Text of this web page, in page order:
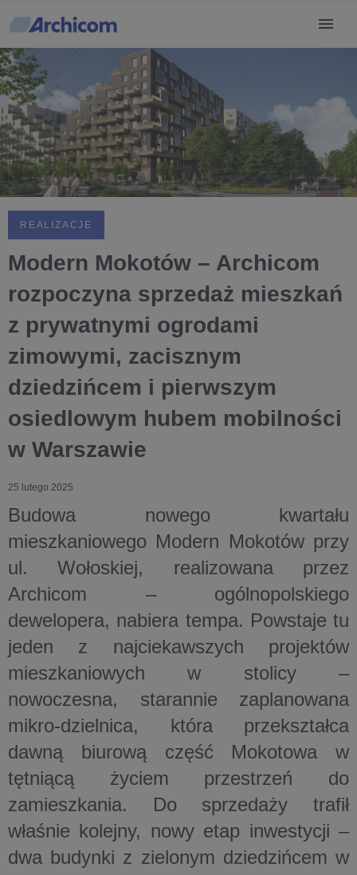
REALIZACJE
Modern Mokotów – Archicom
rozpoczyna sprzedaż mieszkań
z prywatnymi ogrodami
zimowymi, zacisznym
dziedzińcem i pierwszym
osiedlowym hubem mobilności
w Warszawie
25 lutego 2025
Budowa nowego kwartału
mieszkaniowego Modern Mokotów przy
ul. Wołoskiej, realizowana przez
Archicom – ogólnopolskiego
dewelopera, nabiera tempa. Powstaje tu
jeden z najciekawszych projektów
mieszkaniowych w stolicy –
nowoczesna, starannie zaplanowana
mikro-dzielnica, która przekształca
dawną biurową część Mokotowa w
tętniącą życiem przestrzeń do
zamieszkania. Do sprzedaży trafił
właśnie kolejny, nowy etap inwestycji –
dwa budynki z zielonym dziedzińcem w